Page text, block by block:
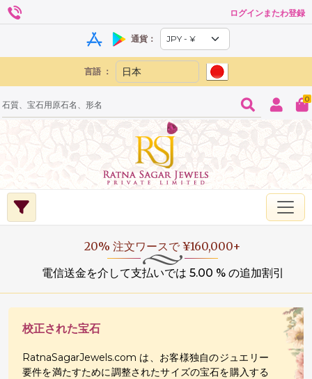
ログインまたわ登録
通貨：
言語 ：
0
20% 注文ワースで ¥160,000+
電信送金を介して支払いでは 5.00 % の追加割引
校正された宝石
RatnaSagarJewels.com は、お客様独自のジュエリー
要件を満たすために調整されたサイズの宝石を購入する